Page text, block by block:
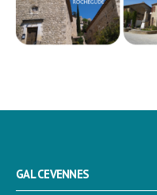
GAL CEVENNES